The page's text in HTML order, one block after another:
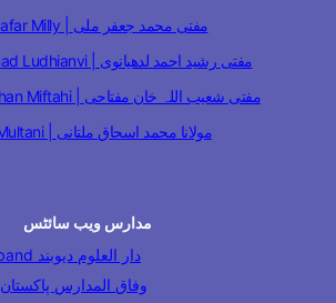
Mufti Muhammad Jafar Milly | مفتی محمد جعفر ملی
Mufti Rasheed Ahmad Ludhianvi | مفتی رشید احمد لدھیانوی
Mufti Shoaibullah Khan Miftahi | مفتی شعیب اللہ خان مفتاحی
Muhammad Ishaq Multani | مولانا محمد اسحاق ملتانی
مدارس ویب سائٹس
Darul Uloom Deoband دار العلوم دیوبند
Wifaq ul Madaris وفاق المدارس پاکستان